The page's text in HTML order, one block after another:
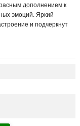
дополнением к
эмоций. Яркий
и подчеркнут